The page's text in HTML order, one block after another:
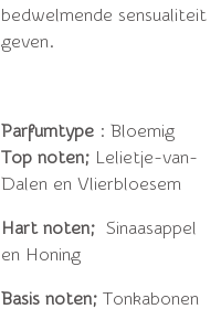
bedwelmende sensualiteit
geven.
Parfumtype : Bloemig
Top noten; Lelietje-van-
Dalen en Vlierbloesem
Hart noten; Sinaasappel
en Honing
Basis noten; Tonkabonen